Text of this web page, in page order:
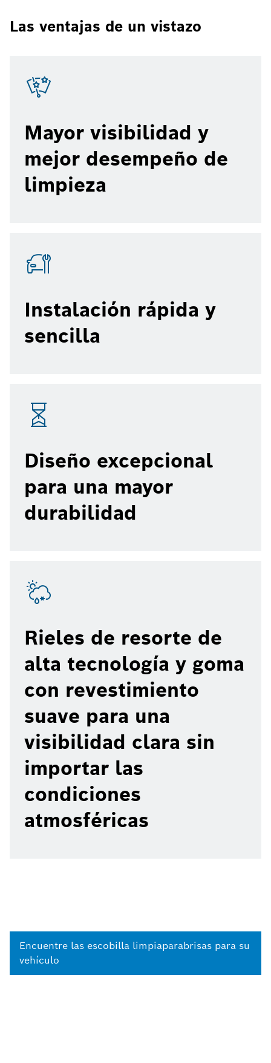
Las ventajas de un vistazo
Mayor visibilidad y
mejor desempeño de
limpieza
Instalación rápida y
sencilla
Diseño excepcional
para una mayor
durabilidad
Rieles de resorte de
alta tecnología y goma
con revestimiento
suave para una
visibilidad clara sin
importar las
condiciones
atmosféricas
Encuentre las escobilla limpiaparabrisas para su
vehículo